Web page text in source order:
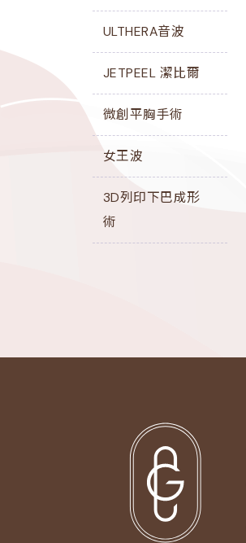
ULTHERA音波
JETPEEL 潔比爾
微創平胸手術
女王波
3D列印下巴成形
術